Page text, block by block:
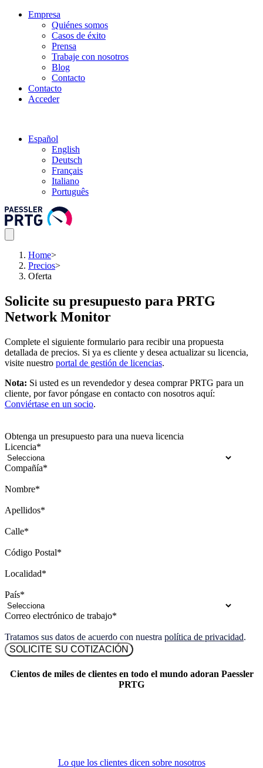
Empresa
Quiénes somos
Casos de éxito
Prensa
Trabaje con nosotros
Blog
Contacto
Contacto
Acceder
Español
English
Deutsch
Français
Italiano
Português
Home>
Precios>
Oferta
Solicite su presupuesto para PRTG
Network Monitor
Complete el siguiente formulario para recibir una propuesta
detallada de precios. Si ya es cliente y desea actualizar su licencia,
visite nuestro portal de gestión de licencias.
Nota: Si usted es un revendedor y desea comprar PRTG para un
cliente, por favor póngase en contacto con nosotros aquí:
Conviértase en un socio.
Obtenga un presupuesto para una nueva licencia
Licencia*
Compañía*
Nombre*
Apellidos*
Calle*
Código Postal*
Localidad*
País*
Correo electrónico de trabajo*
Tratamos sus datos de acuerdo con nuestra política de privacidad.
Cientos de miles de clientes en todo el mundo adoran Paessler
PRTG
Lo que los clientes dicen sobre nosotros